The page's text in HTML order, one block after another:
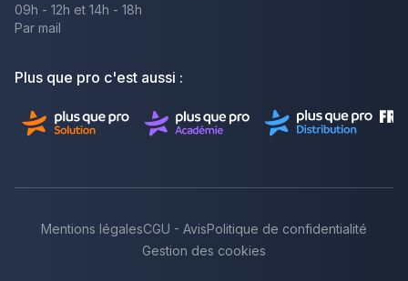
09h - 12h et 14h - 18h
Par mail
Plus que pro c'est aussi :
Mentions légalesCGU - AvisPolitique de confidentialité
Gestion des cookies